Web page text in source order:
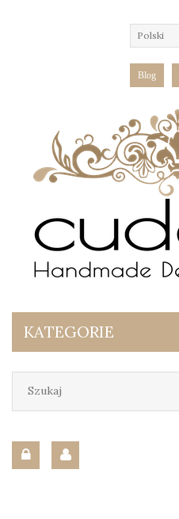
Polski
Blog
KATEGORIE